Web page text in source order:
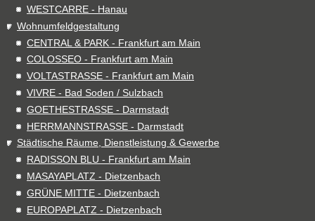
WESTCARRE - Hanau
Wohnumfeldgestaltung
CENTRAL & PARK - Frankfurt am Main
COLOSSEO - Frankfurt am Main
VOLTASTRASSE - Frankfurt am Main
VIVRE - Bad Soden / Sulzbach
GOETHESTRASSE - Darmstadt
HERRMANNSTRASSE - Darmstadt
Städtische Räume, Dienstleistung & Gewerbe
RADISSON BLU - Frankfurt am Main
MASAYAPLATZ - Dietzenbach
GRÜNE MITTE - Dietzenbach
EUROPAPLATZ - Dietzenbach